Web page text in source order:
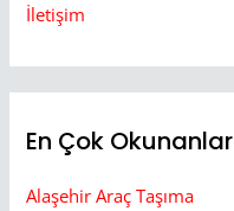
İletişim
En Çok Okunanlar
Alaşehir Araç Taşıma